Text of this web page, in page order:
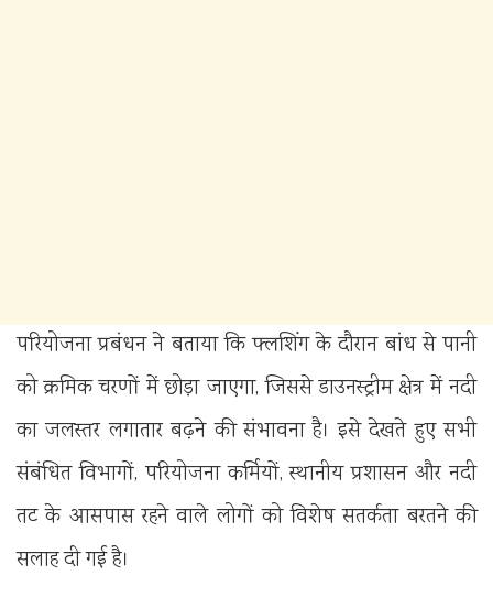
परियोजना प्रबंधन ने बताया कि फ्लशिंग के दौरान बांध से पानी
को क्रमिक चरणों में छोड़ा जाएगा, जिससे डाउनस्ट्रीम क्षेत्र में नदी
का जलस्तर लगातार बढ़ने की संभावना है। इसे देखते हुए सभी
संबंधित विभागों, परियोजना कर्मियों, स्थानीय प्रशासन और नदी
तट के आसपास रहने वाले लोगों को विशेष सतर्कता बरतने की
सलाह दी गई है।